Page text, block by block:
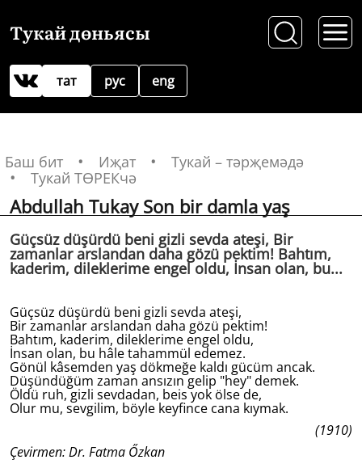
Тукай дөньясы
рус
тат eng
Баш бит Иҗат
Тукай – тәрҗемәдә
Тукай ТӨРЕКчә
Abdullah Tukay Son bir damla yaş
Güçsüz düşürdü beni gizli sevda ateşi, Bir
zamanlar arslandan daha gözü pektim! Bahtım,
kaderim, dileklerime engel oldu, İnsan olan, bu...
Güçsüz düşürdü beni gizli sevda ateşi,
Bir zamanlar arslandan daha gözü pektim!
Bahtım, kaderim, dileklerime engel oldu,
İnsan olan, bu hâle tahammül edemez.
Gönül kâsemden yaş dökmeğe kaldı gücüm ancak.
Düşündüğüm zaman ansızın gelip "hey" demek.
Öldü ruh, gizli sevdadan, beis yok ölse de,
Olur mu, sevgilim, böyle keyfince cana kıymak.
(1910)
Çevirmen: Dr. Fatma Őzkan